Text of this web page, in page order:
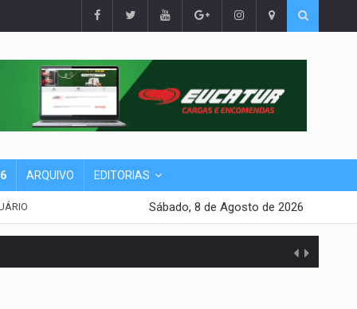
ARQUIVO EDITORIAS
Sábado, 8 de Agosto de 2026